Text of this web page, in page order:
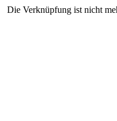
Die Verknüpfung ist nicht